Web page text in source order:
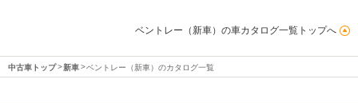
ベントレー（新車）の車カタログ一覧トップへ
中古車トップ 新車 ベントレー（新車）のカタログ一覧